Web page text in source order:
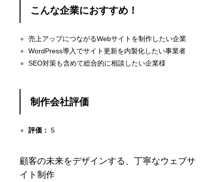
こんな企業におすすめ！
売上アップにつながるWebサイトを制作したい企業
WordPress導入でサイト更新を内製化したい事業者
SEO対策も含めて総合的に相談したい企業様
制作会社評価
評価： 5
顧客の未来をデザインする、丁寧なウェブサ
イト制作